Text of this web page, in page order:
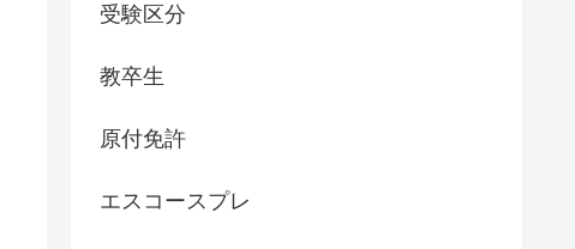
受験区分
教卒生
原付免許
エスコースプレ